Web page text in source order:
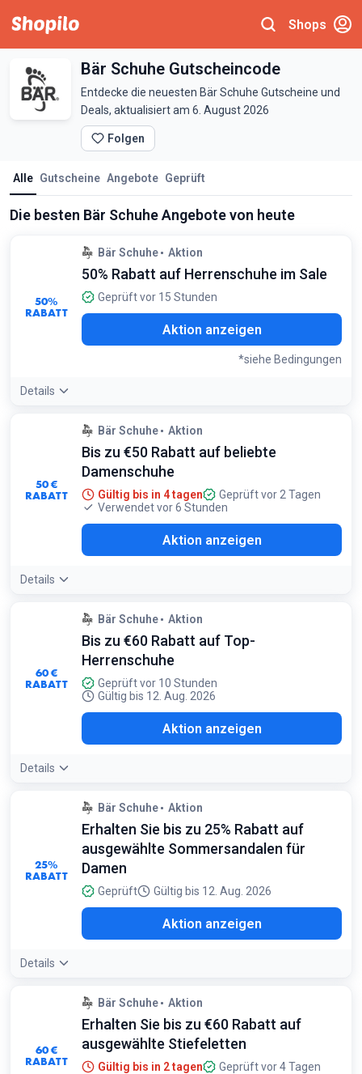
Shops
Bär Schuhe Gutscheincode
Entdecke die neuesten Bär Schuhe Gutscheine und
Deals, aktualisiert am 6. August 2026
Folgen
Alle Gutscheine Angebote Geprüft
Die besten Bär Schuhe Angebote von heute
50%
RABATT
Bär Schuhe Aktion
50% Rabatt auf Herrenschuhe im Sale
Geprüft vor 15 Stunden
Aktion anzeigen
*siehe Bedingungen
Details
Angebotsdetails:
BÄR bietet eine großzügige 36-monatige
Garantie auf alle Schuhe, auch auf reduzierte Modelle aus
Bedingungen:
Gilt für ausgewählte Herrenmodelle. Solange der Vorrat
reicht
50 €
RABATT
Bär Schuhe Aktion
Bis zu €50 Rabatt auf beliebte
Damenschuhe
Gültig bis in 4 tagen
Geprüft vor 2 Tagen
Verwendet vor 6 Stunden
Aktion anzeigen
Details
60 €
RABATT
Bär Schuhe Aktion
Bis zu €60 Rabatt auf Top-
Herrenschuhe
Geprüft vor 10 Stunden
Gültig bis 12. Aug. 2026
Aktion anzeigen
Details
25%
RABATT
Bär Schuhe Aktion
Erhalten Sie bis zu 25% Rabatt auf
ausgewählte Sommersandalen für
Damen
Geprüft Gültig bis 12. Aug. 2026
Aktion anzeigen
Details
60 €
RABATT
Bär Schuhe Aktion
Erhalten Sie bis zu €60 Rabatt auf
ausgewählte Stiefeletten
Gültig bis in 2 tagen Geprüft vor 4 Tagen